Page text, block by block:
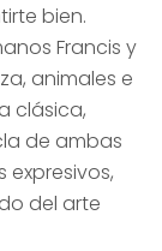
bien.
Francis y
animales e
clásica,
de ambas
del arte